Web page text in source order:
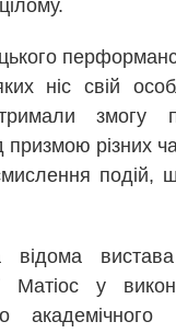
ніс свій
змогу
різних
подій,
Матіос у
академічного